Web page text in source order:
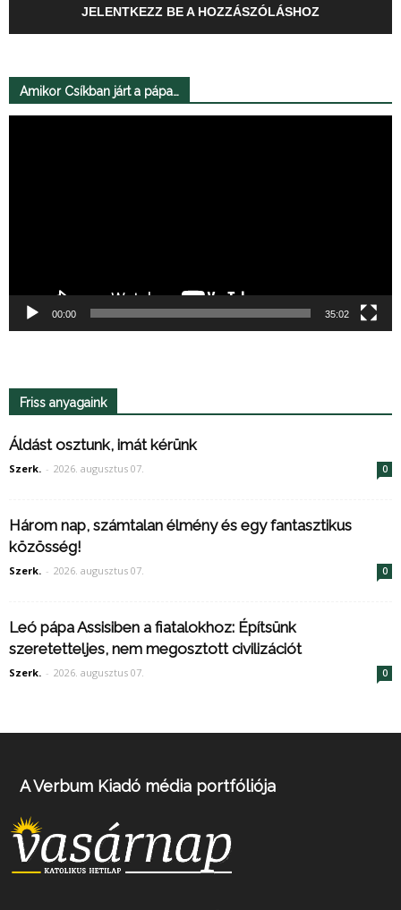
JELENTKEZZ BE A HOZZÁSZÓLÁSHOZ
Amikor Csíkban járt a pápa…
00:00 35:02
Friss anyagaink
Áldást osztunk, imát kérünk
Szerk. - 2026. augusztus 07. 0
Három nap, számtalan élmény és egy fantasztikus
közösség!
Szerk. - 2026. augusztus 07. 0
Leó pápa Assisiben a fiatalokhoz: Építsünk
szeretetteljes, nem megosztott civilizációt
Szerk. - 2026. augusztus 07. 0
A Verbum Kiadó média portfóliója